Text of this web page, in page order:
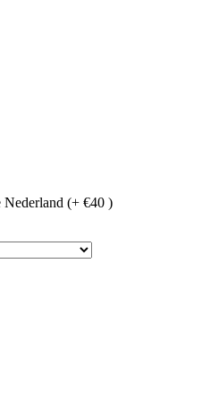
Nederland (+ €40 )